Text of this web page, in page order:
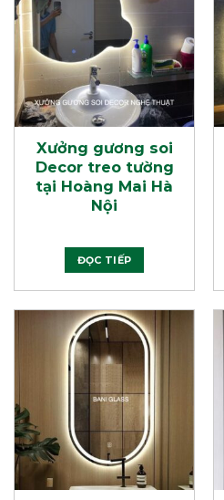
Xưởng gương soi
Decor treo tường
tại Hoàng Mai Hà
Nội
ĐỌC TIẾP